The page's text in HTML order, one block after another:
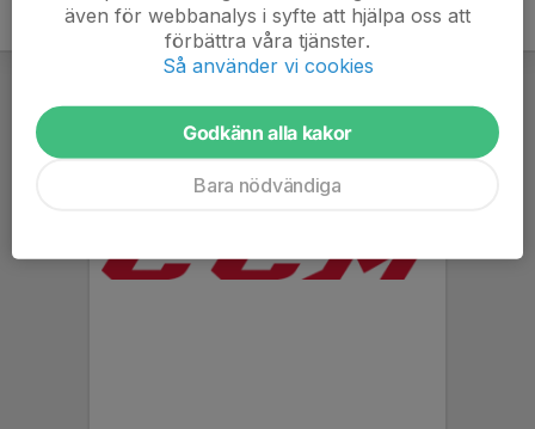
även för webbanalys i syfte att hjälpa oss att
förbättra våra tjänster.
Så använder vi cookies
Godkänn alla kakor
Bara nödvändiga